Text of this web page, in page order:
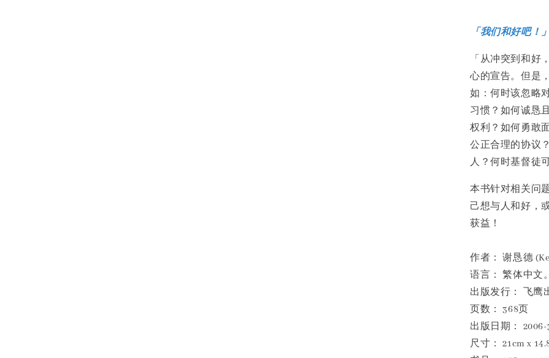
「我们和好吧！
「从冲突到和好
心的宣告。但是
如：何时该忽略
习惯？如何诚恳
权利？如何勇敢
公正合理的协议
人？何时基督徒
本书针对相关问
己想与人和好，
获益！
作者： 谢恳德
语言： 繁体中文
出版发行： 飞鹰
页数： 368页
出版日期： 2006-
尺寸： 21cm x